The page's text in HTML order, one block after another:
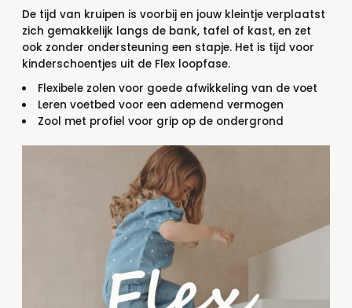
De tijd van kruipen is voorbij en jouw kleintje verplaatst
zich gemakkelijk langs de bank, tafel of kast, en zet
ook zonder ondersteuning een stapje. Het is tijd voor
kinderschoentjes uit de Flex loopfase.
Flexibele zolen voor goede afwikkeling van de voet
Leren voetbed voor een ademend vermogen
Zool met profiel voor grip op de ondergrond